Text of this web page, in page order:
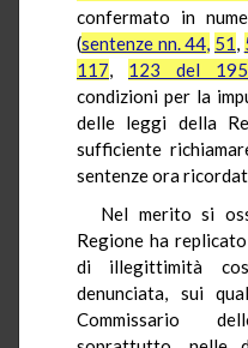
confermato in
(sentenze nn. 44, 51,
117, 123 del
condizioni per la
delle leggi della
sufficiente
sentenze ora
Nel merito si
Regione ha
di illegittimità
denunciata, sui
Commissario